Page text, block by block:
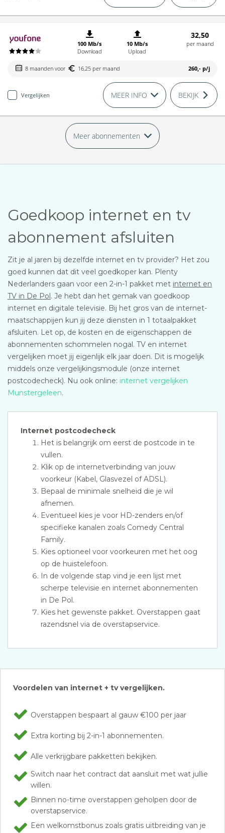
100 Mb/s
Download
10 Mb/s
Upload
32,50
per maand
8 maanden voor 16,25 per maand 260,- p/j
Vergelijken MEER INFO BEKIJK
Meer abonnementen
Goedkoop internet en tv
abonnement afsluiten
Zit je al jaren bij dezelfde internet en tv provider? Het zou
goed kunnen dat dit veel goedkoper kan. Plenty
Nederlanders gaan voor een 2-in-1 pakket met internet en
TV in De Pol. Je hebt dan het gemak van goedkoop
internet en digitale televisie. Bij het gros van de internet-
maatschappijen kun jij deze diensten in 1 totaalpakket
afsluiten. Let op, de kosten en de eigenschappen de
abonnementen schommelen nogal. TV en internet
vergelijken moet jij eigenlijk elk jaar doen. Dit is mogelijk
middels onze vergelijkingsmodule (onze internet
postcodecheck). Nu ook online: internet vergelijken
Munstergeleen.
Internet postcodecheck
Het is belangrijk om eerst de postcode in te
vullen.
Klik op de internetverbinding van jouw
voorkeur (Kabel, Glasvezel of ADSL).
Bepaal de minimale snelheid die je wil
afnemen.
Eventueel kies je voor HD-zenders en/of
specifieke kanalen zoals Comedy Central
Family.
Kies optioneel voor voorkeuren met het oog
op de huistelefoon.
In de volgende stap vind je een lijst met
scherpe televisie en internet abonnementen
in De Pol.
Kies het gewenste pakket. Overstappen gaat
razendsnel via de overstapservice.
Voordelen van internet + tv vergelijken.
Overstappen bespaart al gauw €100 per jaar
Extra korting bij 2-in-1 abonnementen.
Alle verkrijgbare pakketten bekijken.
Switch naar het contract dat aansluit met wat jullie
willen.
Binnen no-time overstappen geholpen door de
overstapservice.
Een welkomstbonus zoals gratis uitbreiding van je